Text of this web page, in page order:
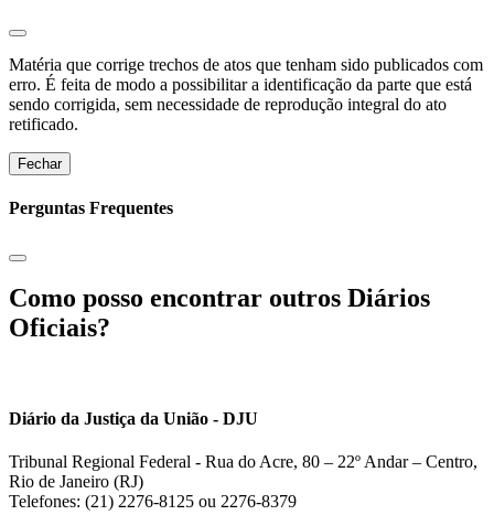
Matéria que corrige trechos de atos que tenham sido publicados com
erro. É feita de modo a possibilitar a identificação da parte que está
sendo corrigida, sem necessidade de reprodução integral do ato
retificado.
Fechar
Perguntas Frequentes
Como posso encontrar outros Diários
Oficiais?
Diário da Justiça da União - DJU
Tribunal Regional Federal - Rua do Acre, 80 – 22º Andar – Centro,
Rio de Janeiro (RJ)
Telefones: (21) 2276-8125 ou 2276-8379